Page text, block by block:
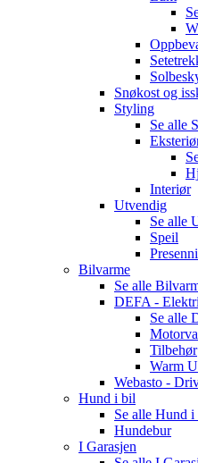
Snøkost og
Styling
Se alle
Interiør
Utvendig
Se alle
Speil
Bilvarme
Se alle
DEFA -
Se alle
Tilbehør
Warm
Webasto -
Hund i bil
Se alle Hund i
Hundebur
I Garasjen